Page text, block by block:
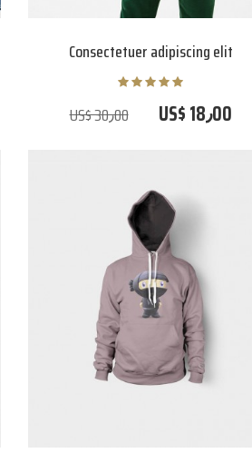
Consectetuer adipiscing elit
US$ 18٫00 US$ 30٫00